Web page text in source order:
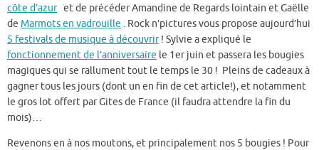
côte d’azuret de précéder Amandine de Regards lointain et Gaëlle
de Marmots en vadrouille . Rock n’pictures vous propose aujourd’hui
5 festivals de musique à découvrir! Sylvie a expliqué le
fonctionnement de l’anniversaire le 1er juin et passera les bougies
magiques qui se rallument tout le temps le 30 ! Pleins de cadeaux à
gagner tous les jours (dont un en fin de cet article!), et notamment
le gros lot offert par Gites de France (il faudra attendre la fin du
mois)…
Revenons en à nos moutons, et principalement nos 5 bougies ! Pour